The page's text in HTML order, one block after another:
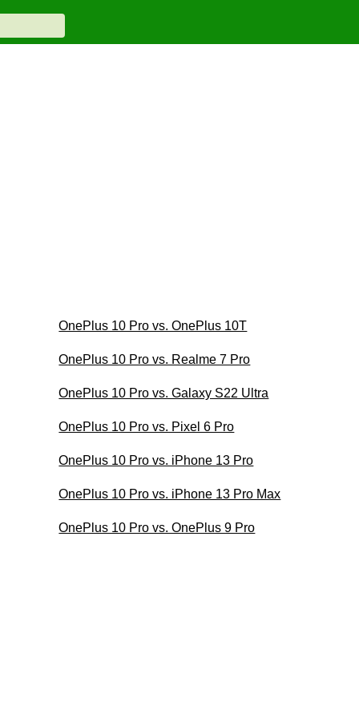
OnePlus 10 Pro vs. OnePlus 10T
OnePlus 10 Pro vs. Realme 7 Pro
OnePlus 10 Pro vs. Galaxy S22 Ultra
OnePlus 10 Pro vs. Pixel 6 Pro
OnePlus 10 Pro vs. iPhone 13 Pro
OnePlus 10 Pro vs. iPhone 13 Pro Max
OnePlus 10 Pro vs. OnePlus 9 Pro